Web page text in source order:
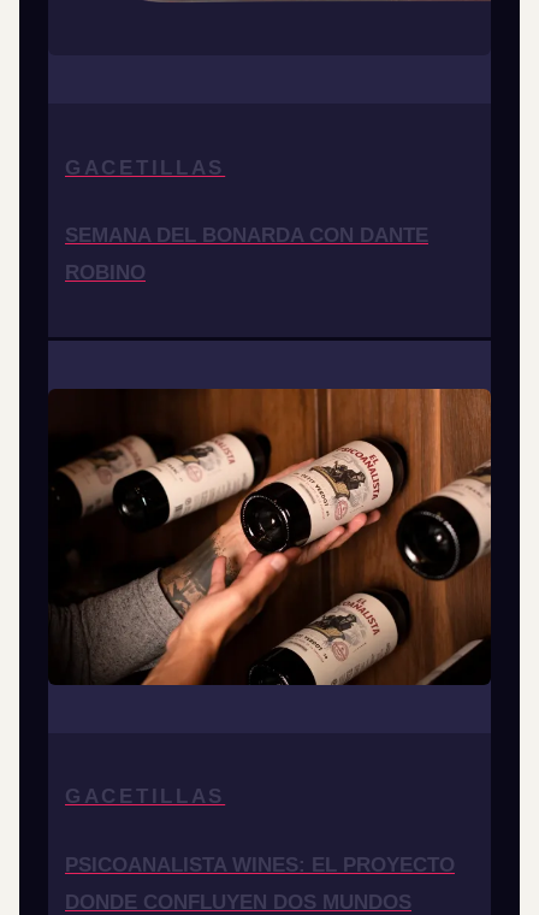
GACETILLAS
SEMANA DEL BONARDA CON DANTE
ROBINO
GACETILLAS
PSICOANALISTA WINES: EL PROYECTO
DONDE CONFLUYEN DOS MUNDOS